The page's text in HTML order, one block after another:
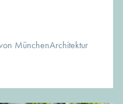
MünchenArchitektur